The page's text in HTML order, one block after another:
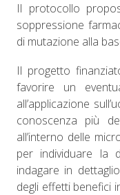
Il protocollo
soppressione
di mutazione alla
Il progetto
favorire un
all’applicazione
conoscenza più
all’interno delle
per individuare la
indagare in
degli effetti benefici